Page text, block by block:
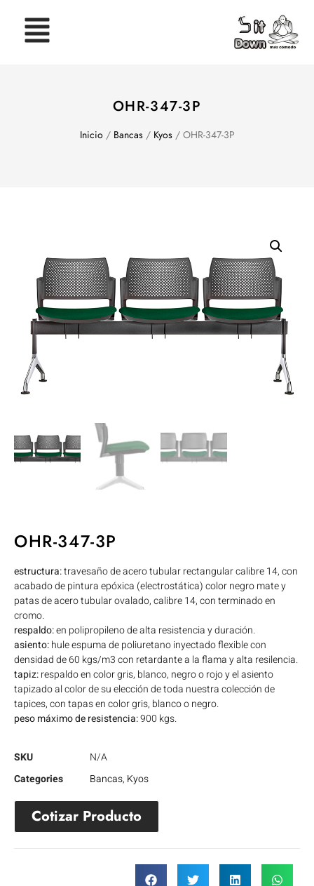
OHR-347-3P
Inicio/ Bancas/ Kyos/ OHR-347-3P
OHR-347-3P
estructura:travesaño de acero tubular rectangular calibre 14, con
acabado de pintura epóxica (electrostática) color negro mate y
patas de acero tubular ovalado, calibre 14, con terminado en
cromo.
respaldo:en polipropileno de alta resistencia y duración.
asiento:hule espuma de poliuretano inyectado flexible con
densidad de 60 kgs/m3 con retardante a la flama y alta resilencia.
tapiz:respaldo en color gris, blanco, negro o rojo y el asiento
tapizado al color de su elección de toda nuestra colección de
tapices, con tapas en color gris, blanco o negro.
peso máximo de resistencia:900 kgs.
SKU
N/A
Categories
Bancas, Kyos
Cotizar Producto